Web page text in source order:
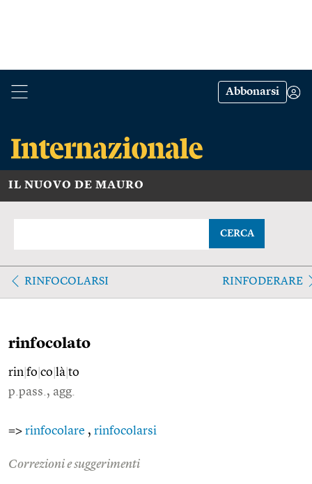
Abbonarsi
IL NUOVO DE MAURO
CERCA
RINFOCOLARSI RINFODERARE
rinfocolato
rin fo co là to
p.pass., agg.
=> rinfocolare , rinfocolarsi
Correzioni e suggerimenti